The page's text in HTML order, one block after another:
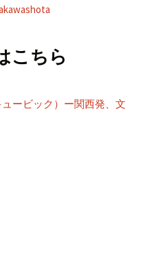
こちら
ービック）ー関西発、文